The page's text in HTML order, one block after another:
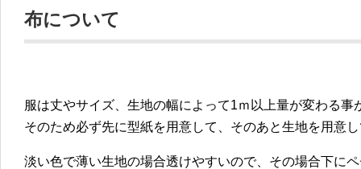
布について
服は丈やサイズ、生地の幅によって1ｍ以上量が変わる事
そのため必ず先に型紙を用意して、そのあと生地を用意
淡い色で薄い生地の場合透けやすいので、その場合下に